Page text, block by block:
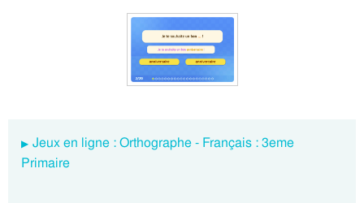
Jeux en ligne : Orthographe - Français : 3eme
Primaire